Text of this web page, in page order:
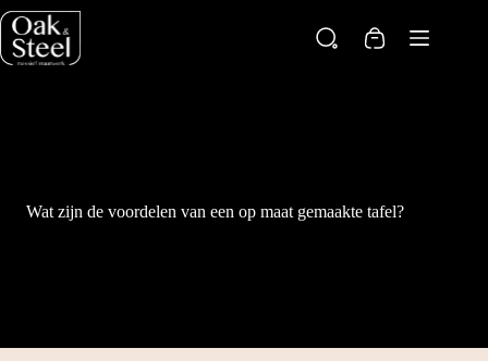
Ga
naar
de
inhoud
Winkelwagen
Wat zijn de voordelen van een op maat gemaakte tafel?